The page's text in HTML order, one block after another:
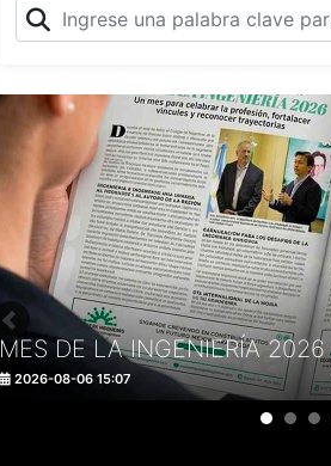
MES DE LA INGENIERÍA 2026
2026-08-06 15:07